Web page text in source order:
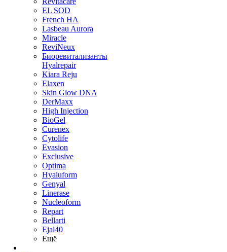
EL SOD
French HA
Lasbeau Aurora
Miracle
ReviNeux
Биоревитализанты
Hyalrepair
Kiara Reju
Elaxen
Skin Glow DNA
DerMaxx
High Injection
BioGel
Curenex
Cytolife
Evasion
Exclusive
Optima
Hyaluform
Genyal
Linerase
Nucleoform
Repart
Bellarti
Ejal40
Ещё